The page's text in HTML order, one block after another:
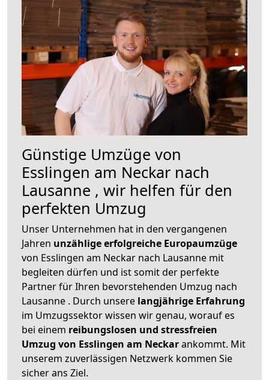
Günstige Umzüge von
Esslingen am Neckar nach
Lausanne , wir helfen für den
perfekten Umzug
Unser Unternehmen hat in den vergangenen
Jahren unzählige erfolgreiche Europaumzüge
von Esslingen am Neckar nach Lausanne mit
begleiten dürfen und ist somit der perfekte
Partner für Ihren bevorstehenden Umzug nach
Lausanne . Durch unsere langjährige Erfahrung
im Umzugssektor wissen wir genau, worauf es
bei einem reibungslosen und stressfreien
Umzug von Esslingen am Neckarankommt. Mit
unserem zuverlässigen Netzwerk kommen Sie
sicher ans Ziel.